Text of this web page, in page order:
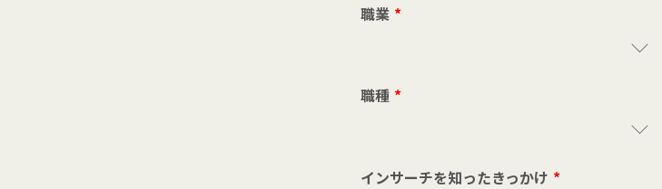
職業 *
職種 *
インサーチを知ったきっかけ *